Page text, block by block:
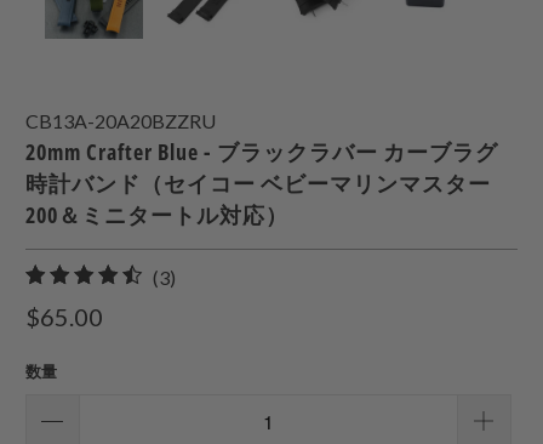
CB13A-20A20BZZRU
20mm Crafter Blue - ブラックラバー カーブラグ
時計バンド（セイコー ベビーマリンマスター
200＆ミニタートル対応）
(3)
$65.00
数量